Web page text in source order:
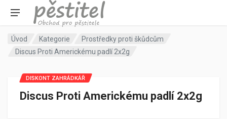
Úvod Kategorie
Prostředky proti škůdcům
Discus Proti Americkému padlí 2x2g
Discus Proti Americkému padlí 2x2g
DISKONT ZAHRÁDKÁŘ